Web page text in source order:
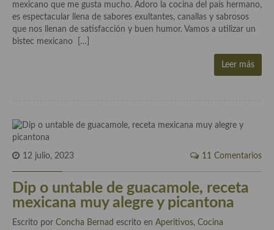
Cocina Irlanda
Cocina Italiana
Cocina Rusa
Cocina Sueca
Cocina Suiza
mexicano que me gusta mucho. Adoro la cocina del país hermano,
es espectacular llena de sabores exultantes, canallas y sabrosos
que nos llenan de satisfacción y buen humor. Vamos a utilizar un
bistec mexicano […]
Leer más
12 julio, 2023 11 Comentarios
Dip o untable de guacamole, receta
mexicana muy alegre y picantona
Escrito por Concha Bernad escrito en Aperitivos, Cocina